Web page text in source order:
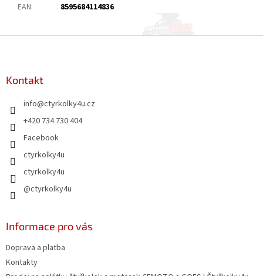
EAN: 8595684114836
Kontakt
info@ctyrkolky4u.cz
+420 734 730 404
Facebook
ctyrkolky4u
ctyrkolky4u
@ctyrkolky4u
Informace pro vás
Doprava a platba
Kontakty